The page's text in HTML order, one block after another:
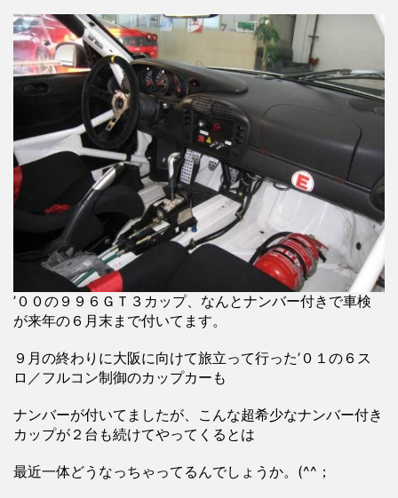
’００の９９６ＧＴ３カップ、なんとナンバー付きで車検
が来年の６月末まで付いてます。
９月の終わりに大阪に向けて旅立って行った’０１の６ス
ロ／フルコン制御のカップカーも
ナンバーが付いてましたが、こんな超希少なナンバー付き
カップが２台も続けてやってくるとは
最近一体どうなっちゃってるんでしょうか。(^^；